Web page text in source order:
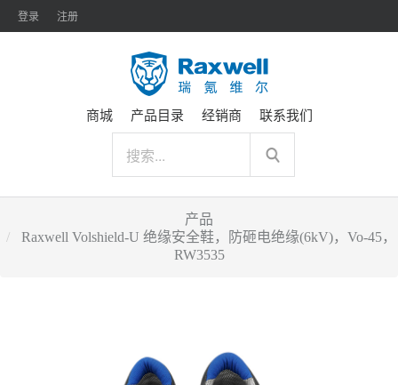
登录 注册
商城 产品目录 经销商 联系我们
产品
Raxwell Volshield-U 绝缘安全鞋，防砸电绝缘(6kV)，Vo-45，
RW3535